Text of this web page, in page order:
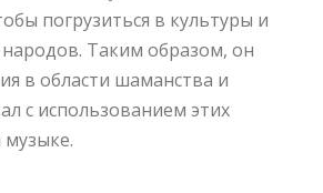
погрузиться в культуры и
Таким образом, он
в области шаманства и
с использованием этих